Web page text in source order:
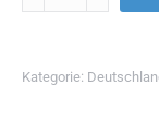
Kategorie: